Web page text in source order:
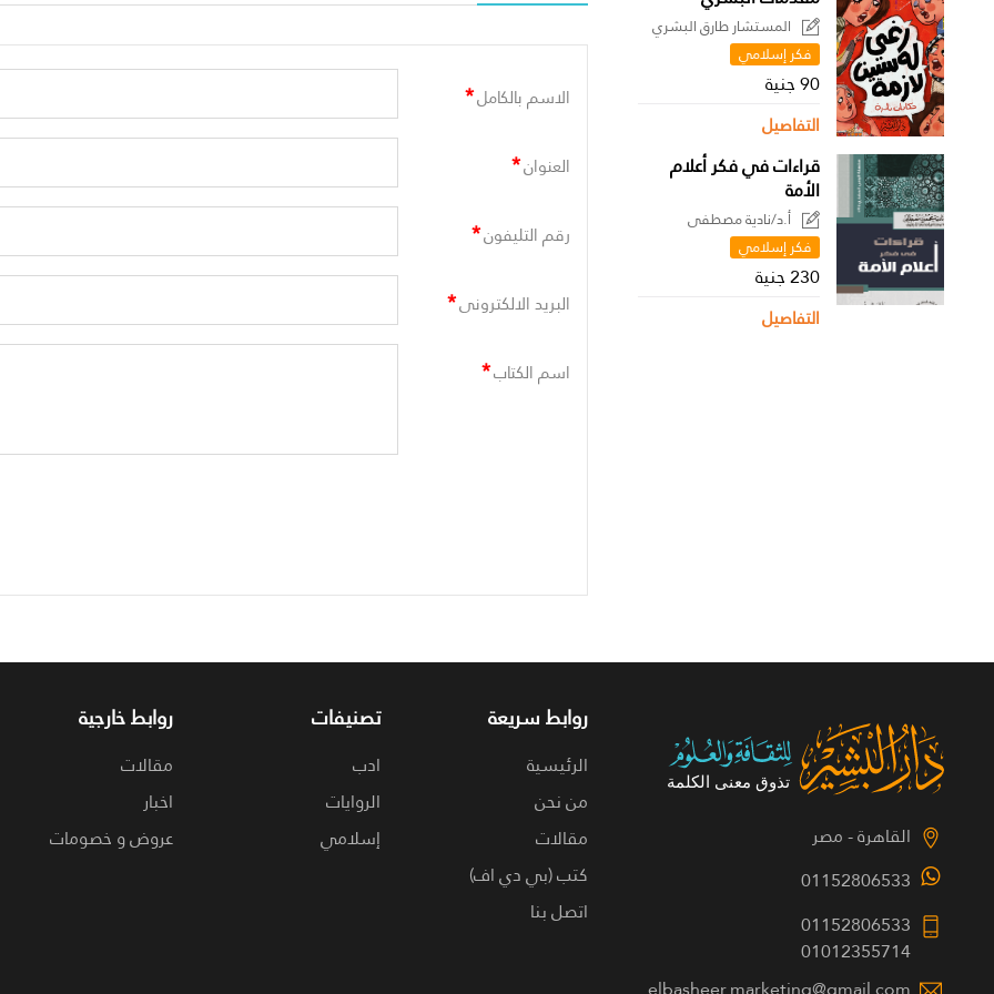
المستشار طارق البشري
فكر إسلامي
90 جنية
التفاصيل
قراءات في فكر أعلام
الأمة
أ.د/نادية مصطفى
فكر إسلامي
230 جنية
التفاصيل
الاسم بالكامل*
العنوان*
رقم التليفون*
البريد الالكترونى*
اسم الكتاب*
القاهرة - مصر
01152806533
01152806533
01012355714
روابط سريعة
الرئيسية
من نحن
مقالات
كتب (بي دي اف)
اتصل بنا
تصنيفات
ادب
الروايات
إسلامي
روابط خارجية
مقالات
اخبار
عروض و خصومات